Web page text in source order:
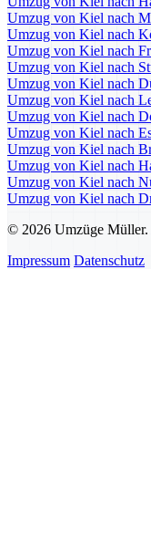
Umzug von Kiel nach
Umzug von Kiel nach
Umzug von Kiel nach
Umzug von Kiel nach
Umzug von Kiel nach
Umzug von Kiel nach
Umzug von Kiel nach
Umzug von Kiel nach
Umzug von Kiel nach
Umzug von Kiel nach
Umzug von Kiel nach
Umzug von Kiel nach
© 2026 Umzüge Müller.
Impressum Datenschutz